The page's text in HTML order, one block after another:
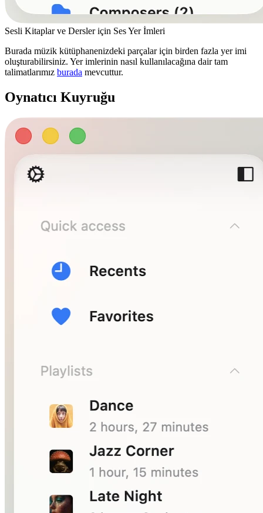
Sesli Kitaplar ve Dersler için Ses Yer İmleri
Burada müzik kütüphanenizdeki parçalar için birden fazla yer imi
oluşturabilirsiniz. Yer imlerinin nasıl kullanılacağına dair tam
talimatlarımız burada mevcuttur.
Oynatıcı Kuyruğu